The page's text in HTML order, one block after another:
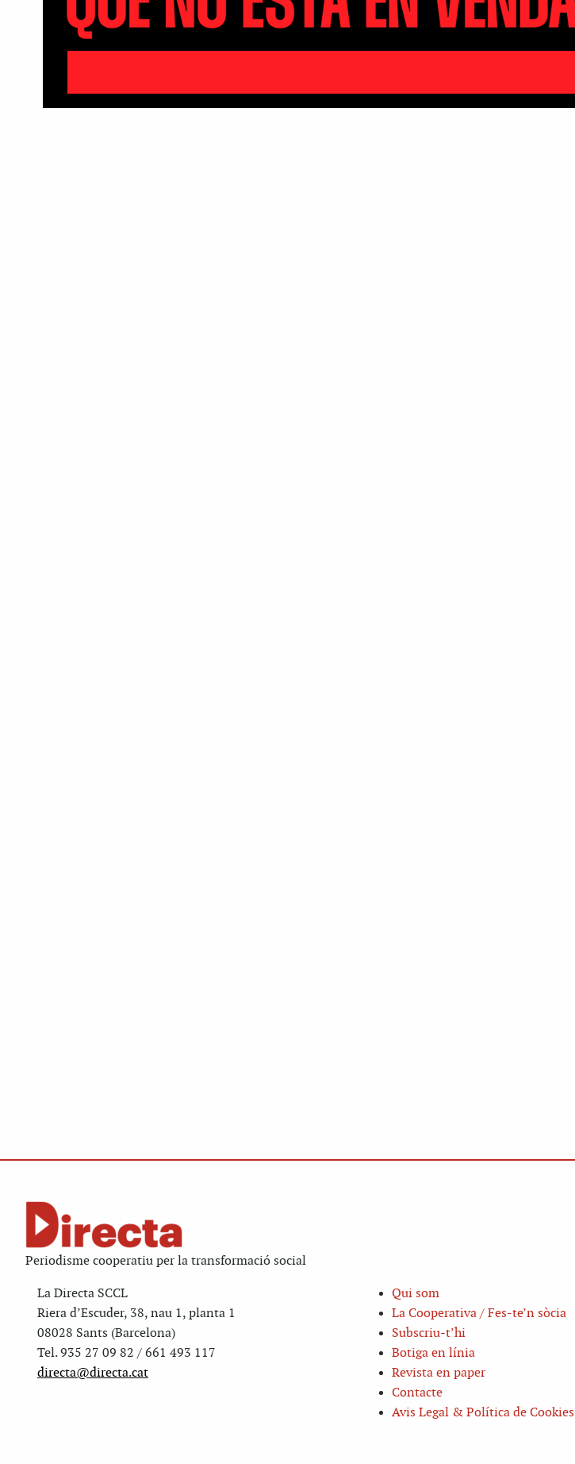
Periodisme cooperatiu per la transformació social
La Directa SCCL
Riera d’Escuder, 38, nau 1, planta 1
08028 Sants (Barcelona)
Tel. 935 27 09 82 / 661 493 117
directa@directa.cat
Qui som
La Cooperativa / Fes-te’n sòcia
Subscriu-t’hi
Botiga en línia
Revista en paper
Contacte
Avis Legal & Política de Cookies